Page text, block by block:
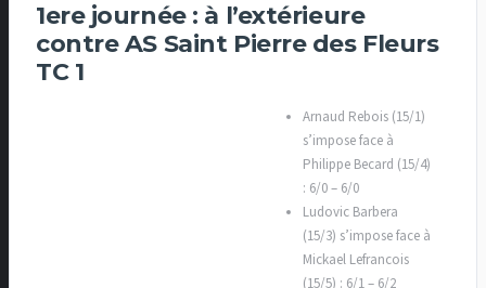
1ere journée : à l’extérieure
contre AS Saint Pierre des Fleurs
TC 1
Arnaud Rebois (15/1)
s’impose face à
Philippe Becard (15/4)
: 6/0 – 6/0
Ludovic Barbera
(15/3) s’impose face à
Mickael Lefrancois
(15/5) : 6/1 – 6/2